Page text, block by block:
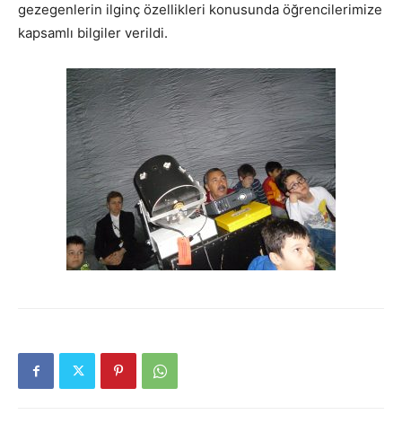
gezegenlerin ilginç özellikleri konusunda öğrencilerimize
kapsamlı bilgiler verildi.